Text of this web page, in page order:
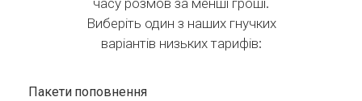
Виберіть один з наших гнучких
варіантів низьких тарифів:
Пакети поповнення